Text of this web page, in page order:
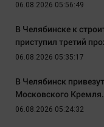
06.08.2026 05:56:49
В Челябинске к
приступил третий
06.08.2026 05:35:17
В Челябинск
Московского Кремля.
06.08.2026 05:24:32